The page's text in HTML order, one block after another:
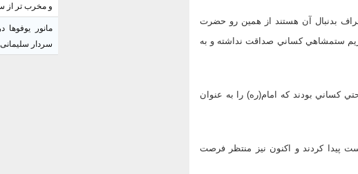
بدنبال آن هستند از همین رو حضرت
رژيم ستمشاهي كساني صداقت نداشته و به
كساني بودند كه امام(ره) را به عنوان
پيدا كردند و اكنون نيز منتظر فرصت
و مخرب تر از
مانور
سردار